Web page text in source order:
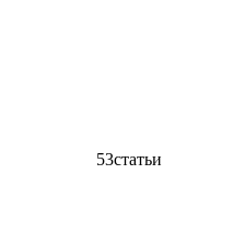
53статьи